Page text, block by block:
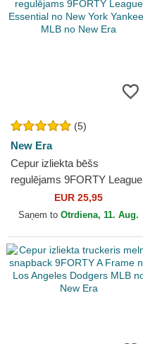
(5)
New Era
Cepur izliekta bēšs
regulējams 9FORTY League
Essential no New York
Yankees MLB no New Era
EUR 25,95
Saņem to Otrdiena, 11. Aug.